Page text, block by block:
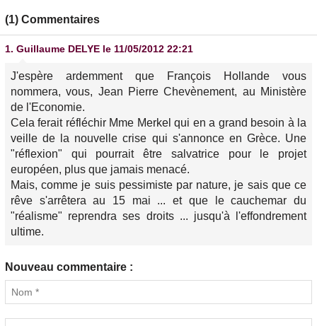
(1) Commentaires
1. Guillaume DELYE le 11/05/2012 22:21
J'espère ardemment que François Hollande vous
nommera, vous, Jean Pierre Chevènement, au Ministère
de l'Economie.
Cela ferait réfléchir Mme Merkel qui en a grand besoin à la
veille de la nouvelle crise qui s'annonce en Grèce. Une
"réflexion" qui pourrait être salvatrice pour le projet
européen, plus que jamais menacé.
Mais, comme je suis pessimiste par nature, je sais que ce
rêve s'arrêtera au 15 mai ... et que le cauchemar du
"réalisme" reprendra ses droits ... jusqu'à l'effondrement
ultime.
Nouveau commentaire :